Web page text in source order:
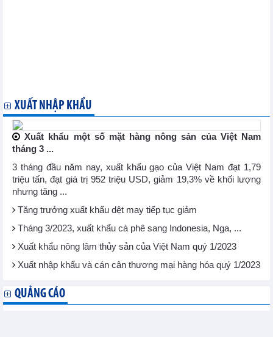
XUẤT NHẬP KHẨU
Xuất khẩu một số mặt hàng nông sản của Việt Nam
tháng 3 ...
3 tháng đầu năm nay, xuất khẩu gạo của Việt Nam đạt 1,79
triệu tấn, đạt giá trị 952 triệu USD, giảm 19,3% về khối lượng
nhưng tăng ...
Tăng trưởng xuất khẩu dệt may tiếp tục giảm
Tháng 3/2023, xuất khẩu cà phê sang Indonesia, Nga, ...
Xuất khẩu nông lâm thủy sản của Việt Nam quý 1/2023
Xuất nhập khẩu và cán cân thương mại hàng hóa quý 1/2023
QUẢNG CÁO